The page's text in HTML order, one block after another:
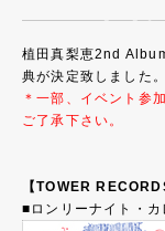
GOODS
植田真梨恵2nd
典が決定致しました。
＊一部、イベント参
ご了承下さい。
【TOWER
■ロンリーナイト・